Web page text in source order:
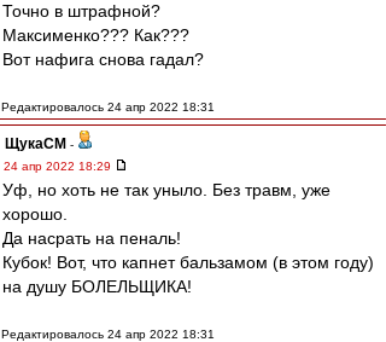
Точно в штрафной?
Максименко??? Как???
Вот нафига снова гадал?
Редактировалось 24 апр 2022 18:31
ЩукаСМ -
24 апр 2022 18:29
Уф, но хоть не так уныло. Без травм, уже
хорошо.
Да насрать на пеналь!
Кубок! Вот, что капнет бальзамом (в этом году)
на душу БОЛЕЛЬЩИКА!
Редактировалось 24 апр 2022 18:31